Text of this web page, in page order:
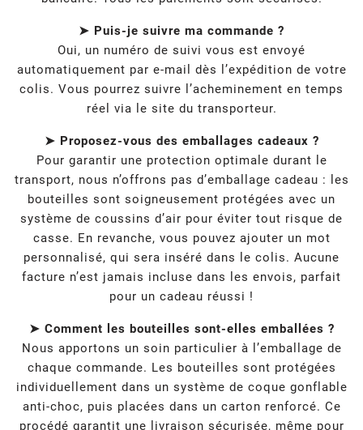
➤ Puis-je suivre ma commande ?
Oui, un numéro de suivi vous est envoyé
automatiquement par e-mail dès l’expédition de votre
colis. Vous pourrez suivre l’acheminement en temps
réel via le site du transporteur.
➤ Proposez-vous des emballages cadeaux ?
Pour garantir une protection optimale durant le
transport, nous n’offrons pas d’emballage cadeau : les
bouteilles sont soigneusement protégées avec un
système de coussins d’air pour éviter tout risque de
casse. En revanche, vous pouvez ajouter un mot
personnalisé, qui sera inséré dans le colis. Aucune
facture n’est jamais incluse dans les envois, parfait
pour un cadeau réussi !
➤ Comment les bouteilles sont-elles emballées ?
Nous apportons un soin particulier à l’emballage de
chaque commande. Les bouteilles sont protégées
individuellement dans un système de coque gonflable
anti-choc, puis placées dans un carton renforcé. Ce
procédé garantit une livraison sécurisée, même pour